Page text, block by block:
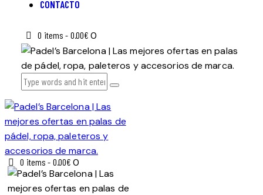
CONTACTO
0 items - 0.00€ 0
0 items - 0.00€ 0